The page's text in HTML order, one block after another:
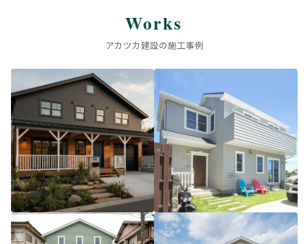
Works
アカツカ建設の施工事例